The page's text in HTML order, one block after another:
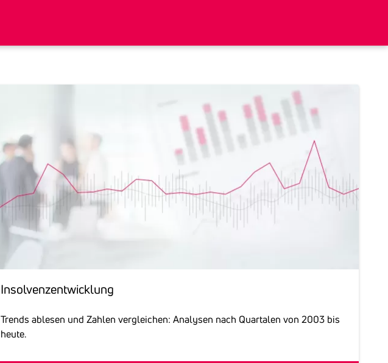
Insol­venz­ent­wick­lung
Trends ablesen und Zahlen vergleichen: Analysen nach Quartalen von 2003 bis
heute.